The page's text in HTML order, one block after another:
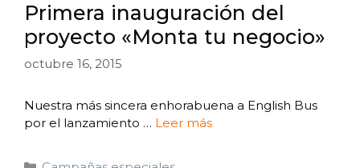
Primera inauguración del
proyecto «Monta tu negocio»
octubre 16, 2015
Nuestra más sincera enhorabuena a English Bus
por el lanzamiento … Leer más